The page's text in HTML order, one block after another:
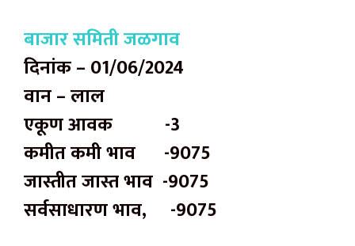
बाजार समिती जळगाव
दिनांक – 01/06/2024
वान – लाल
एकूण आवक -3
कमीत कमी भाव -9075
जास्तीत जास्त भाव -9075
सर्वसाधारण भाव, -9075